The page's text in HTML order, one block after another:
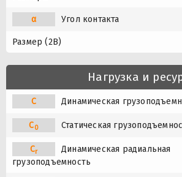
α Угол контакта
Размер (2B)
Нагрузка и
C Динамическая
C0 Статическая
Cr
Динамическая радиальная
грузоподъемность